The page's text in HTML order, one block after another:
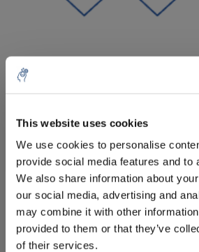
This website uses cookies
We use cookies to personalise
provide social media features and to
We also share information about
our social media, advertising and
may combine it with other
provided to them or that they’ve
of their services.
Let op! Dit product word
aan
1 Stuk
Toevoegen aan
Informatie